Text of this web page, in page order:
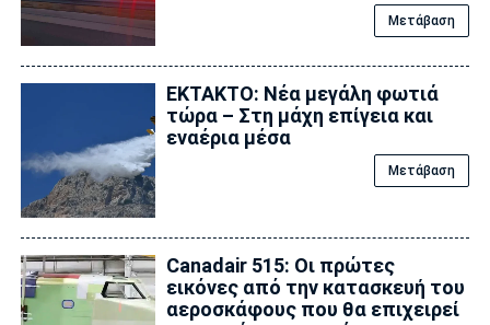
Μετάβαση
ΕΚΤΑΚΤΟ: Νέα μεγάλη φωτιά
τώρα – Στη μάχη επίγεια και
εναέρια μέσα
Μετάβαση
Canadair 515: Οι πρώτες
εικόνες από την κατασκευή του
αεροσκάφους που θα επιχειρεί